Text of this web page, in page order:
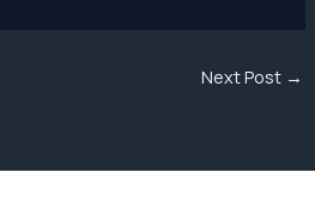
Next Post →